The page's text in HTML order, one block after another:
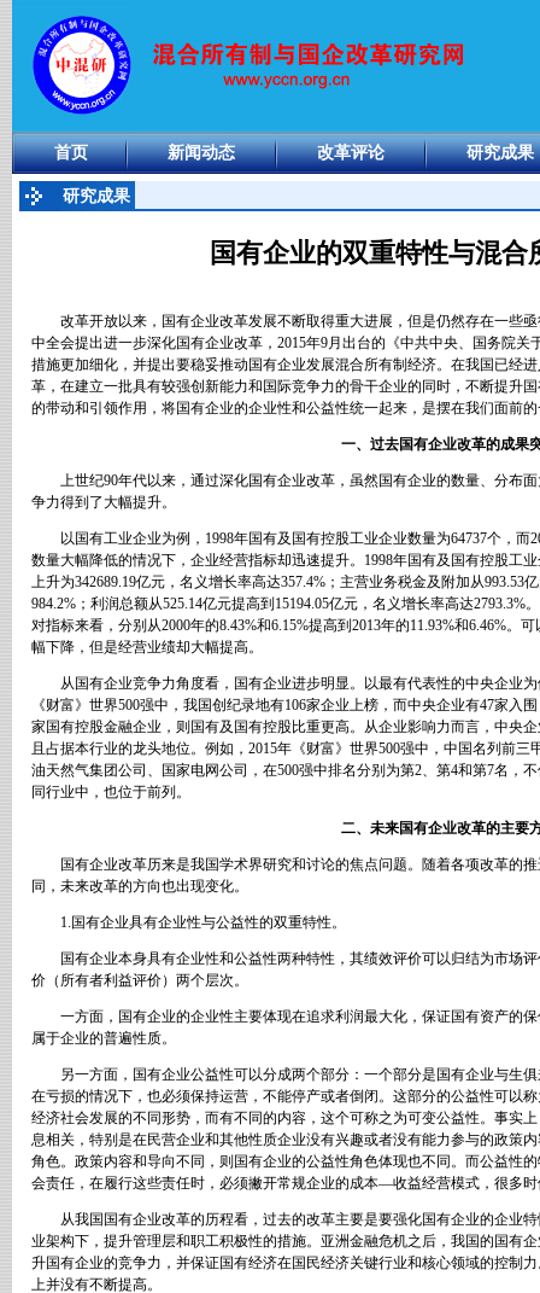
首页 新闻动态 改革评论 研究成果
研究成果
国有企业的双重特性与混合
改革开放以来，国有企业改革发展不断取得重大进展，但是仍然存在一些亟
中全会提出进一步深化国有企业改革， 2015年9月出台的《中共中央、国务院关
措施更加细化，并提出要稳妥推动国有企业发展混合所有制经济。在我国已经
革，在建立一批具有较强创新能力和国际竞争力的骨干企业的同时，不断提升
的带动和引领作用，将国有企业的企业性和公益性统一起来，是摆在我们面前
一、过去国有企业改革的成果
上世纪90年代以来，通过深化国有企业改革，虽然国有企业的数量、分布
争力得到了大幅提升。
以国有工业企业为例， 1998年国有及国有控股工业企业数量为64737个，而
数量大幅降低的情况下，企业经营指标却迅速提升。 1998年国有及国有控股工
上升为342689.19亿元，名义增长率高达357.4% ；主营业务税金及附加从993.53
984.2% ；利润总额从525.14亿元提高到 15194.05亿元，名义增长率高达2793.3%
对指标来看，分别从2000年的8.43%和6.15%提高到 2013年的11.93%和6.46%。可
幅下降，但是经营业绩却大幅提高。
从国有企业竞争力角度看，国有企业进步明显。以最有代表性的中央企业为
《财富》世界500强中，我国创纪录地有106家企业上榜，而中央企业有47家入
家国有控股金融企业，则国有及国有控股比重更高。从企业影响力而言，中央
且占据本行业的龙头地位。例如， 2015年《财富》世界500强中，中国名列前三
油天然气集团公司、国家电网公司，在500强中排名分别为第2、第4和第7名，
同行业中，也位于前列。
二、未来国有企业改革的主要
国有企业改革历来是我国学术界研究和讨论的焦点问题。随着各项改革的推
同，未来改革的方向也出现变化。
1. 国有企业具有企业性与公益性的双重特性。
国有企业本身具有企业性和公益性两种特性，其绩效评价可以归结为市场评
价（所有者利益评价）两个层次。
一方面，国有企业的企业性主要体现在追求利润最大化，保证国有资产的保
属于企业的普遍性质。
另一方面，国有企业公益性可以分成两个部分：一个部分是国有企业与生俱
在亏损的情况下，也必须保持运营，不能停产或者倒闭。这部分的公益性可以
经济社会发展的不同形势，而有不同的内容，这个可称之为可变公益性。事实
息相关，特别是在民营企业和其他性质企业没有兴趣或者没有能力参与的政策
角色。政策内容和导向不同，则国有企业的公益性角色体现也不同。而公益性
会责任，在履行这些责任时，必须撇开常规企业的成本—收益经营模式，很多
从我国国有企业改革的历程看，过去的改革主要是要强化国有企业的企业特
业架构下，提升管理层和职工积极性的措施。亚洲金融危机之后，我国的国有
升国有企业的竞争力，并保证国有经济在国民经济关键行业和核心领域的控制
上并没有不断提高。